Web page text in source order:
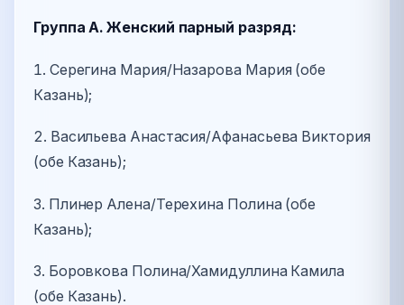
Группа А. Женский парный разряд:
1. Серегина Мария/Назарова Мария (обе
Казань);
2. Васильева Анастасия/Афанасьева Виктория
(обе Казань);
3. Плинер Алена/Терехина Полина (обе
Казань);
3. Боровкова Полина/Хамидуллина Камила
(обе Казань).